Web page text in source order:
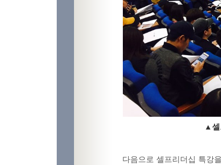
▲셀
다음으로 셀프리더십 특강